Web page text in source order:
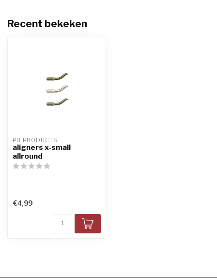
Recent bekeken
PB PRODUCTS
aligners x-small
allround
€4,99